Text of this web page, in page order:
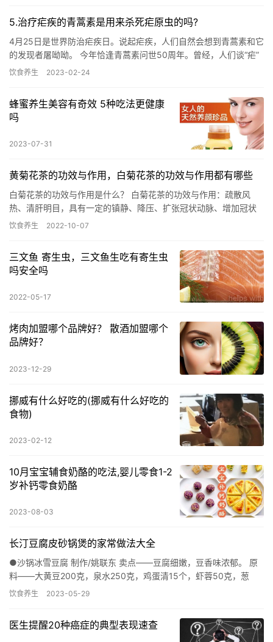
5.治疗疟疾的青蒿素是用来杀死疟原虫的吗?
4月25日是世界防治疟疾日。说起疟疾，人们自然会想到青蒿素和它
的发现者屠呦呦。 今年恰逢青蒿素问世50周年。曾经，人们谈“疟”
色变，有数字显示，在青蒿素被发现前，全世界每年约有4亿…
饮食养生 2023-02-24
蜂蜜养生美容有奇效 5种吃法更健康
吗
2023-07-31
黄菊花茶的功效与作用，白菊花茶的功效与作用都有哪些
白菊花茶的功效与作用是什么？ 白菊花茶的功效与作用：疏散风
热、清肝明目，具有一定的镇静、降压、扩张冠状动脉、增加冠状
动脉血流量等作用，对冠心病、高血压及动脉硬化症有较好的食疗
饮食养生 2022-10-07
三文鱼 寄生虫，三文鱼生吃有寄生虫
吗安全吗
2022-05-17
烤肉加盟哪个品牌好？ 散酒加盟哪个
品牌好？
2023-12-29
挪威有什么好吃的(挪威有什么好吃的
食物)
2023-02-12
10月宝宝辅食奶酪的吃法,婴儿零食1-2
岁补钙零食奶酪
2023-08-03
长汀豆腐皮砂锅煲的家常做法大全
●沙锅冰雪豆腐 制作/姚联东 卖点——豆腐细嫩，豆香味浓郁。 原
料——大黄豆200克，泉水250克，鸡蛋清15个，虾蓉50克，葱
花、红辣椒碎各0.5克。 调料——盐、味精、鸡粉各4…
饮食养生 2023-05-29
医生提醒20种癌症的典型表现速查